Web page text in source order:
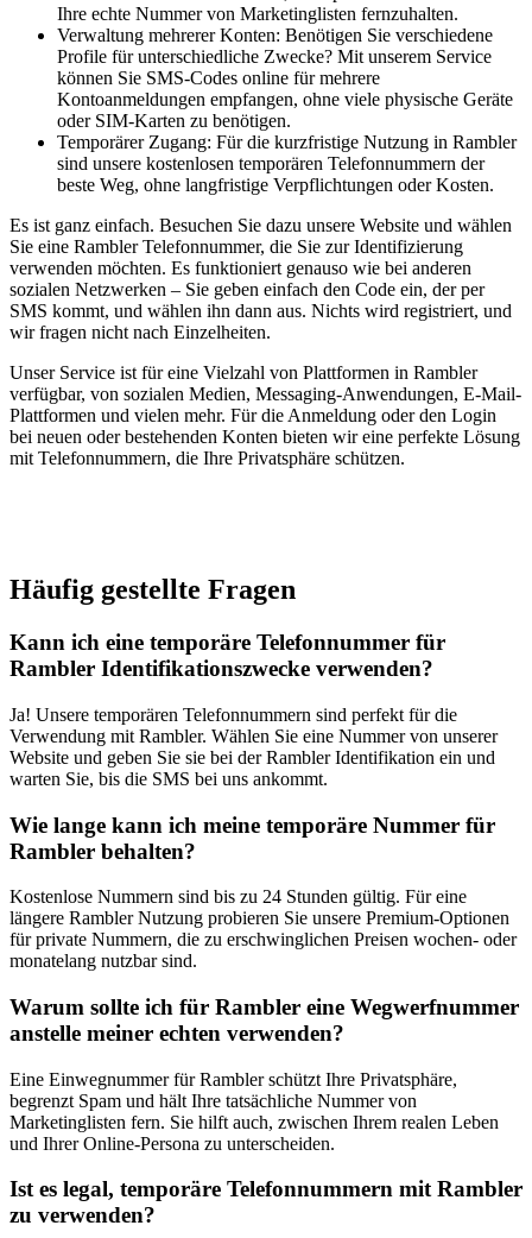
Ihre echte Nummer von Marketinglisten fernzuhalten.
Verwaltung mehrerer Konten: Benötigen Sie verschiedene
Profile für unterschiedliche Zwecke? Mit unserem Service
können Sie SMS-Codes online für mehrere
Kontoanmeldungen empfangen, ohne viele physische Geräte
oder SIM-Karten zu benötigen.
Temporärer Zugang: Für die kurzfristige Nutzung in Rambler
sind unsere kostenlosen temporären Telefonnummern der
beste Weg, ohne langfristige Verpflichtungen oder Kosten.
Es ist ganz einfach. Besuchen Sie dazu unsere Website und wählen
Sie eine Rambler Telefonnummer, die Sie zur Identifizierung
verwenden möchten. Es funktioniert genauso wie bei anderen
sozialen Netzwerken – Sie geben einfach den Code ein, der per
SMS kommt, und wählen ihn dann aus. Nichts wird registriert, und
wir fragen nicht nach Einzelheiten.
Unser Service ist für eine Vielzahl von Plattformen in Rambler
verfügbar, von sozialen Medien, Messaging-Anwendungen, E-Mail-
Plattformen und vielen mehr. Für die Anmeldung oder den Login
bei neuen oder bestehenden Konten bieten wir eine perfekte Lösung
mit Telefonnummern, die Ihre Privatsphäre schützen.
Häufig gestellte Fragen
Kann ich eine temporäre Telefonnummer für
Rambler Identifikationszwecke verwenden?
Ja! Unsere temporären Telefonnummern sind perfekt für die
Verwendung mit Rambler. Wählen Sie eine Nummer von unserer
Website und geben Sie sie bei der Rambler Identifikation ein und
warten Sie, bis die SMS bei uns ankommt.
Wie lange kann ich meine temporäre Nummer für
Rambler behalten?
Kostenlose Nummern sind bis zu 24 Stunden gültig. Für eine
längere Rambler Nutzung probieren Sie unsere Premium-Optionen
für private Nummern, die zu erschwinglichen Preisen wochen- oder
monatelang nutzbar sind.
Warum sollte ich für Rambler eine Wegwerfnummer
anstelle meiner echten verwenden?
Eine Einwegnummer für Rambler schützt Ihre Privatsphäre,
begrenzt Spam und hält Ihre tatsächliche Nummer von
Marketinglisten fern. Sie hilft auch, zwischen Ihrem realen Leben
und Ihrer Online-Persona zu unterscheiden.
Ist es legal, temporäre Telefonnummern mit Rambler
zu verwenden?